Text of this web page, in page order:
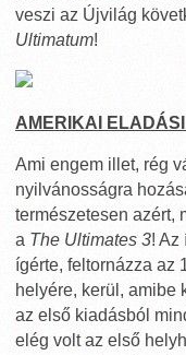
veszi az Újvilág
Ultimatum!
AMERIKAI
Ami engem illet, rég
nyilvánosságra
természetesen azért,
a The Ultimates 3! Az
ígérte, feltornázza az
helyére, kerül, amibe
az első kiadásból
elég volt az első